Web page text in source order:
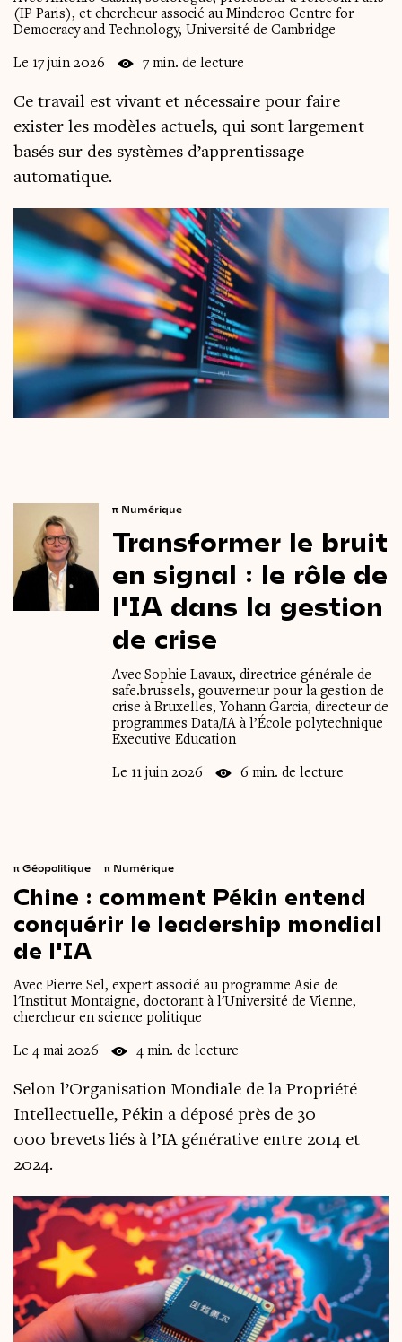
(IP Paris), et chercheur associé au Minderoo Centre for
Democracy and Technology, Université de Cambridge
Le 17 juin 2026 7 min. de lecture
Ce travail est vivant et nécessaire pour faire
exister les modèles actuels, qui sont largement
basés sur des systèmes d’apprentissage
automatique.
π Numérique
Transformer le bruit
en signal : le rôle de
l'IA dans la gestion
de crise
Avec Sophie Lavaux, directrice générale de
safe.brussels, gouverneur pour la gestion de
crise à Bruxelles, Yohann Garcia, directeur de
programmes Data/IA à l’École polytechnique
Executive Education
Le 11 juin 2026 6 min. de lecture
π Géopolitique π Numérique
Chine : comment Pékin entend
conquérir le leadership mondial
de l'IA
Avec Pierre Sel, expert associé au programme Asie de
l'Institut Montaigne, doctorant à l'Université de Vienne,
chercheur en science politique
Le 4 mai 2026 4 min. de lecture
Selon l’Organisation Mondiale de la Propriété
Intellectuelle, Pékin a déposé près de 30
000 brevets liés à l’IA générative entre 2014 et
2024.